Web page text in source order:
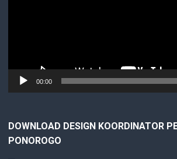
00:00
DOWNLOAD DESIGN KOORDINATOR
PONOROGO